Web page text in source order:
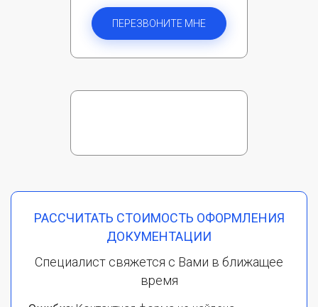
ПЕРЕЗВОНИТЕ МНЕ
РАССЧИТАТЬ СТОИМОСТЬ ОФОРМЛЕНИЯ
ДОКУМЕНТАЦИИ
Специалист свяжется с Вами в ближащее
время